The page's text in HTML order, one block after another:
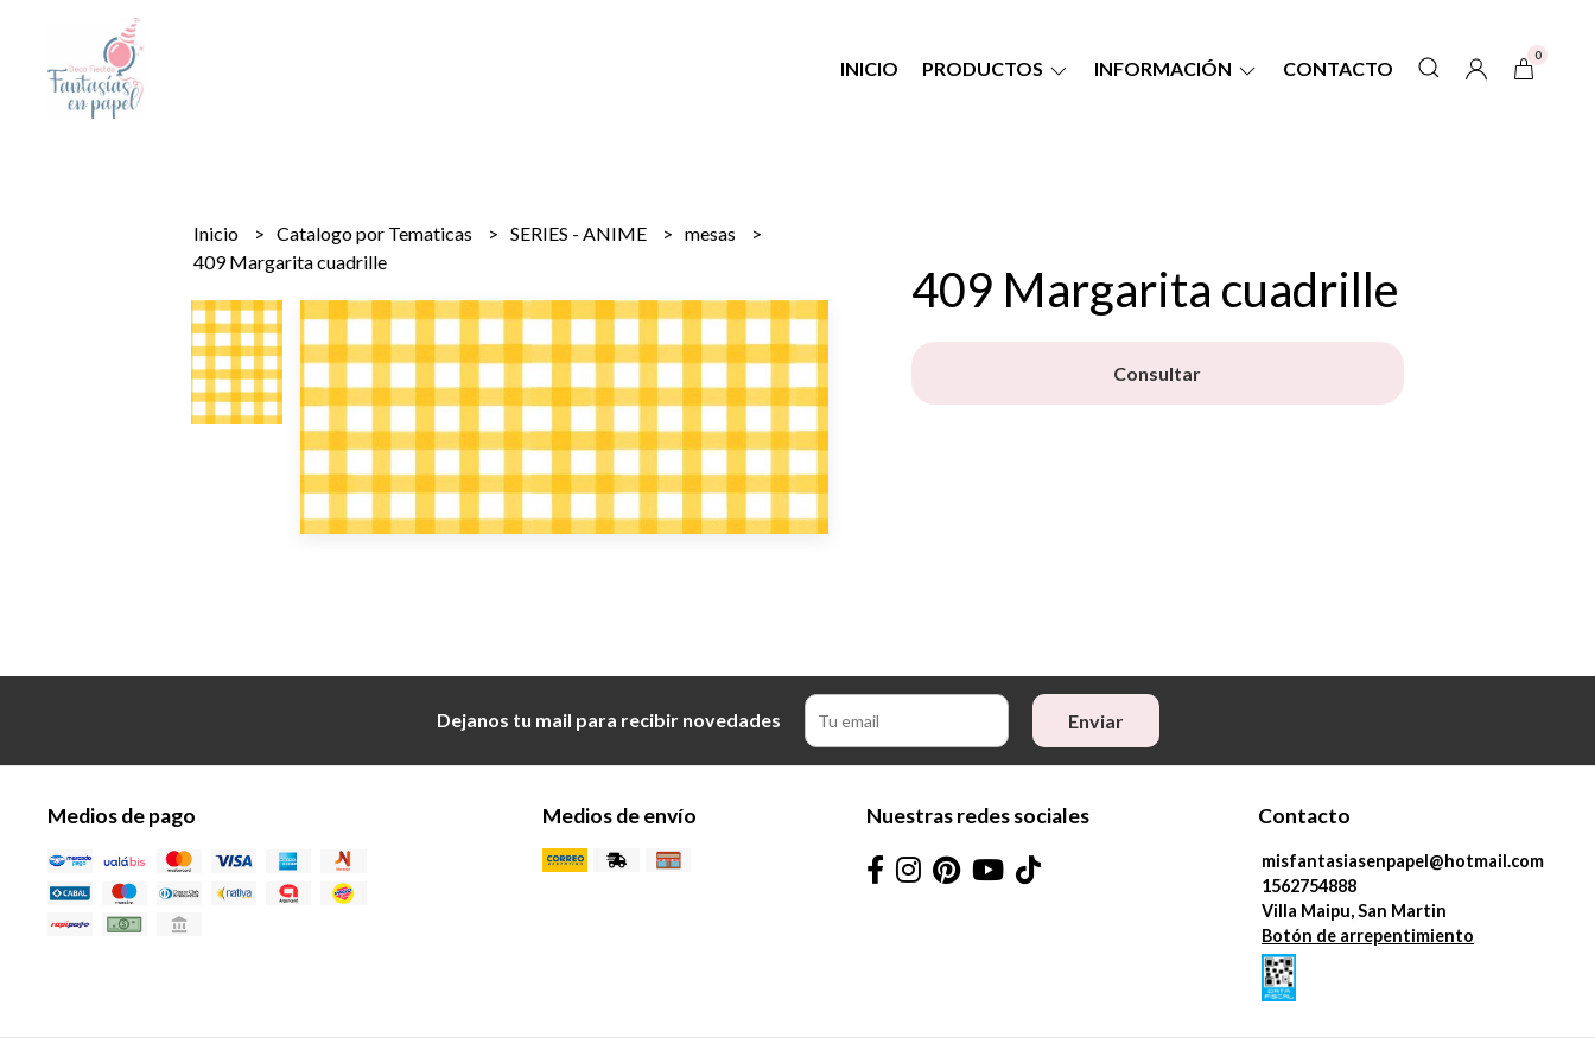
INICIO PRODUCTOS INFORMACIÓN CONTACTO
0
Inicio Catalogo por Tematicas SERIES - ANIME
mesas
409 Margarita cuadrille
409 Margarita cuadrille
Consultar
Dejanos tu mail para recibir novedades Enviar
Medios de pago Medios de envío Nuestras redes sociales Contacto
misfantasiasenpapel@hotmail.com
1562754888
Villa Maipu, San Martin
Botón de arrepentimiento